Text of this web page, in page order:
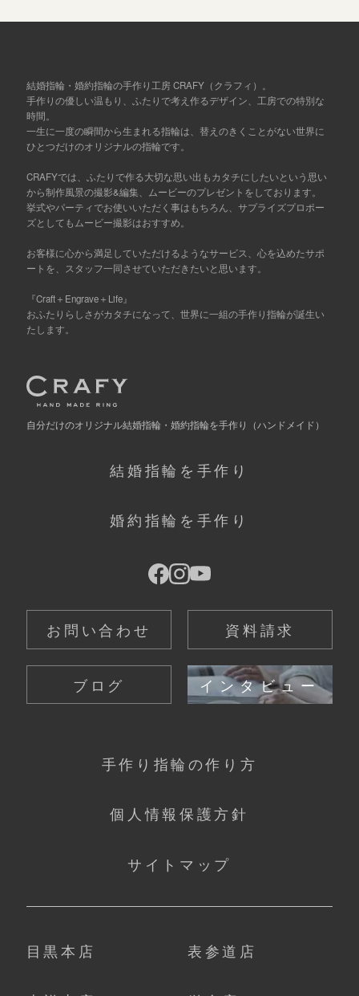
結婚指輪・婚約指輪の手作り工房 CRAFY（クラフィ）。
手作りの優しい温もり、ふたりで考え作るデザイン、工房での特別な
時間。
一生に一度の瞬間から生まれる指輪は、替えのきくことがない世界に
ひとつだけのオリジナルの指輪です。
CRAFYでは、ふたりで作る大切な思い出もカタチにしたいという思い
から制作風景の撮影&編集、ムービーのプレゼントをしております。
挙式やパーティでお使いいただく事はもちろん、サプライズプロポー
ズとしてもムービー撮影はおすすめ。
お客様に心から満足していただけるようなサービス、心を込めたサポ
ートを、スタッフ一同させていただきたいと思います。
『Craft＋Engrave＋Life』
おふたりらしさがカタチになって、世界に一組の手作り指輪が誕生い
たします。
自分だけのオリジナル結婚指輪・婚約指輪を手作り （ハンドメイド）
結婚指輪を手作り
婚約指輪を手作り
お問い合わせ 資料請求
ブログ インタビュー
手作り指輪の作り方
個人情報保護方針
サイトマップ
目黒本店 表参道店